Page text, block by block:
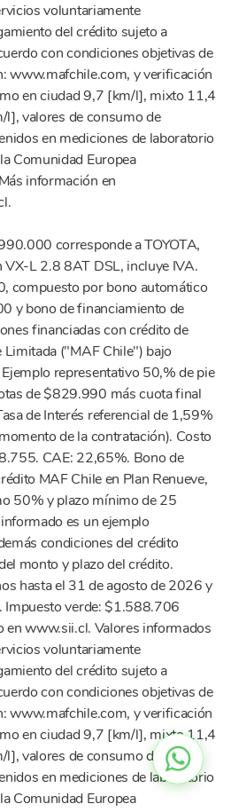
voluntariamente
del crédito sujeto a
con condiciones objetivas de
www.mafchile.com, y verificación
en ciudad 9,7 [km/l], mixto 11,4
valores de consumo de
en mediciones de laboratorio
Comunidad Europea
información en
corresponde a TOYOTA,
VX-L 2.8 8AT DSL, incluye IVA.
compuesto por bono automático
y bono de financiamiento de
financiadas con crédito de
("MAF Chile") bajo
representativo 50,% de pie
de $829.990 más cuota final
de Interés referencial de 1,59%
de la contratación). Costo
CAE: 22,65%. Bono de
MAF Chile en Plan Renueve,
50% y plazo mínimo de 25
es un ejemplo
condiciones del crédito
monto y plazo del crédito.
hasta el 31 de agosto de 2026 y
Impuesto verde: $1.588.706
en www.sii.cl. Valores informados
voluntariamente
del crédito sujeto a
con condiciones objetivas de
www.mafchile.com, y verificación
en ciudad 9,7 [km/l], mixto 11,4
valores de consumo de
en mediciones de laboratorio
Comunidad Europea